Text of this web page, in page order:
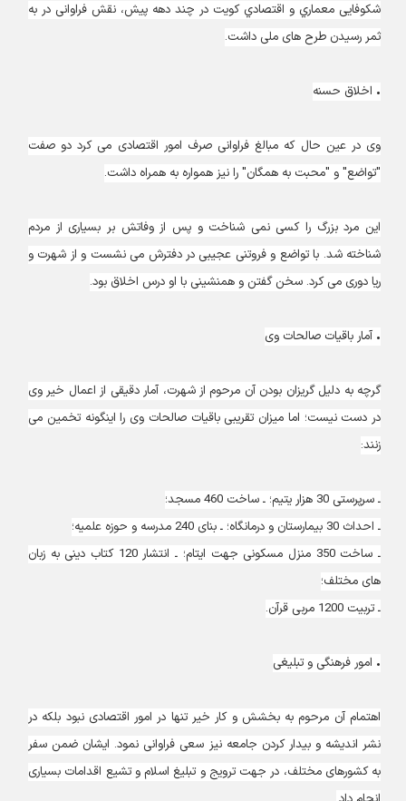
شکوفایی معماري و اقتصادي كويت در چند دهه پیش، نقش فراوانی در به
ثمر رسیدن طرح های ملی داشت.
• اخلاق حسنه
وی در عین حال که مبالغ فراوانی صرف امور اقتصادی می کرد دو صفت
"تواضع" و "محبت به همگان" را نیز همواره به همراه داشت.
این مرد بزرگ را کسی نمی شناخت و پس از وفاتش بر بسیاری از مردم
شناخته شد. با تواضع و فروتنی عجیبی در دفترش می نشست و از شهرت و
ریا دوری می کرد. سخن گفتن و همنشینی با او درس اخلاق بود.
• آمار باقیات صالحات وی
گرچه به دلیل گریزان بودن آن مرحوم از شهرت، آمار دقیقی از اعمال خیر وی
در دست نیست؛ اما میزان تقریبی باقیات صالحات وی را اینگونه تخمین می
زنند:
ـ سرپرستی 30 هزار یتیم؛ ـ ساخت 460 مسجد؛
ـ احداث 30 بیمارستان و درمانگاه؛ ـ بنای 240 مدرسه و حوزه علمیه؛
ـ ساخت 350 منزل مسکونی جهت ایتام؛ ـ انتشار 120 کتاب دینی به زبان
های مختلف؛
ـ تربیت 1200 مربی قرآن.
• امور فرهنگی و تبلیغی
اهتمام آن مرحوم به بخشش و کار خیر تنها در امور اقتصادی نبود بلکه در
نشر اندیشه و بیدار کردن جامعه نیز سعی فراوانی نمود. ایشان ضمن سفر
به کشورهای مختلف، در جهت ترویج و تبلیغ اسلام و تشیع اقدامات بسیاری